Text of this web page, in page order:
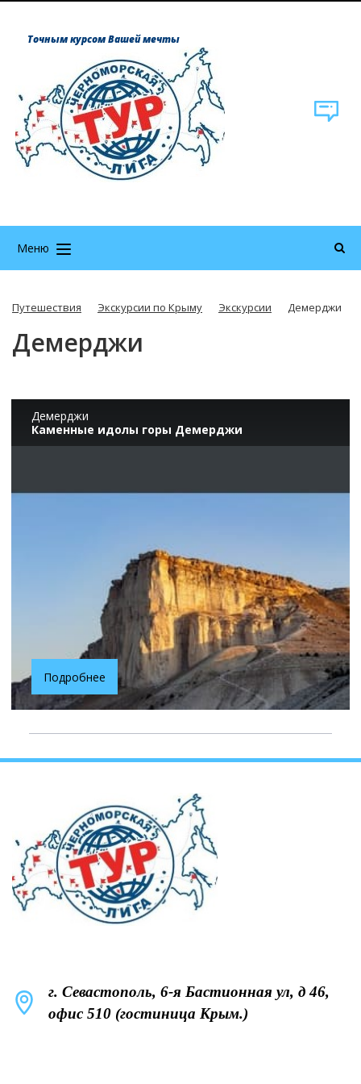
Точным курсом Вашей мечты
Меню
Путешествия Экскурсии по Крыму Экскурсии Демерджи
Демерджи
Демерджи
Каменные идолы горы Демерджи
Подробнее
г. Севастополь, 6-я Бастионная ул, д 46,
офис 510 (гостиница Крым.)